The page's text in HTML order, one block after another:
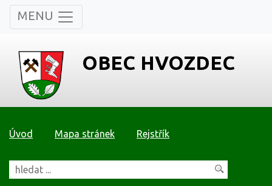
MENU
OBEC HVOZDEC
Úvod Mapa stránek Rejstřík